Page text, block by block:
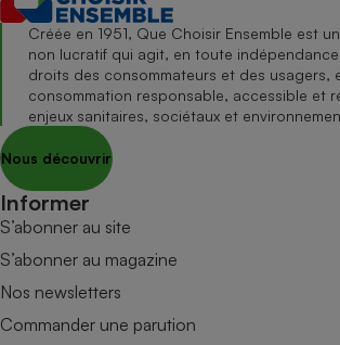
Créée en 1951, Que Choisir Ensemble est
non lucratif qui agit, en toute
droits des consommateurs et des usagers,
consommation responsable, accessible et
enjeux sanitaires, sociétaux et
Nous découvrir
Informer
S’abonner au site
S’abonner au magazine
Nos newsletters
Commander une parution